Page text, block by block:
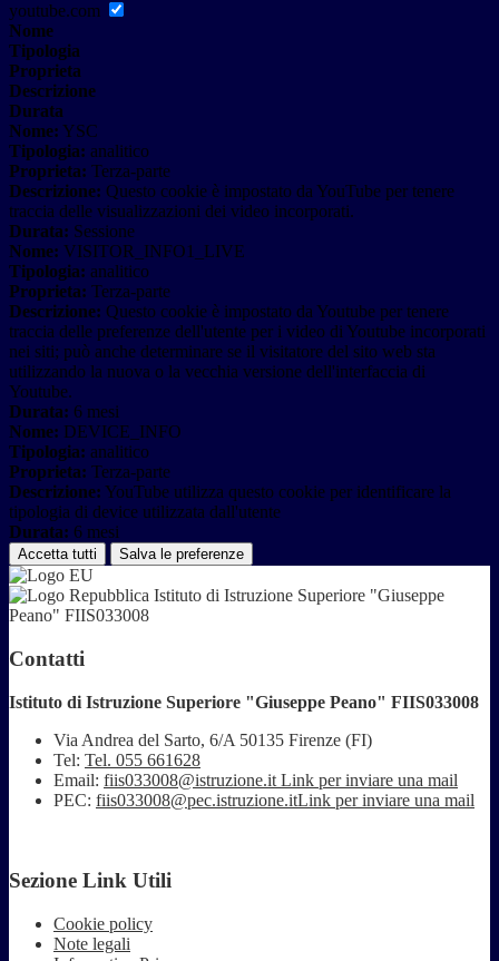
youtube.com
Nome
Tipologia
Proprieta
Descrizione
Durata
Nome: YSC
Tipologia: analitico
Proprieta: Terza-parte
Descrizione: Questo cookie è impostato da YouTube per tenere
traccia delle visualizzazioni dei video incorporati.
Durata: Sessione
Nome: VISITOR_INFO1_LIVE
Tipologia: analitico
Proprieta: Terza-parte
Descrizione: Questo cookie è impostato da Youtube per tenere
traccia delle preferenze dell'utente per i video di Youtube incorporati
nei siti; può anche determinare se il visitatore del sito web sta
utilizzando la nuova o la vecchia versione dell'interfaccia di
Youtube.
Durata: 6 mesi
Nome: DEVICE_INFO
Tipologia: analitico
Proprieta: Terza-parte
Descrizione: YouTube utilizza questo cookie per identificare la
tipologia di device utilizzata dall'utente
Durata: 6 mesi
Accetta tutti Salva le preferenze
Istituto di Istruzione Superiore "Giuseppe
Peano" FIIS033008
Contatti
Istituto di Istruzione Superiore "Giuseppe Peano" FIIS033008
Via Andrea del Sarto, 6/A 50135 Firenze (FI)
Tel: Tel. 055 661628
Email: fiis033008@istruzione.it Link per inviare una mail
PEC: fiis033008@pec.istruzione.itLink per inviare una mail
Sezione Link Utili
Cookie policy
Note legali